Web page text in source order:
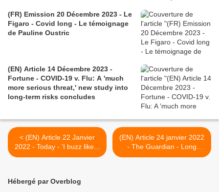
(FR) Emission 20 Décembre 2023 - Le
Figaro - Covid long - Le témoignage
de Pauline Oustric
(EN) Article 14 Décembre 2023 -
Fortune - COVID-19 v. Flu: A 'much
more serious threat,' new study into
long-term risks concludes
< (EN) Article 22 Janvier
2022 - Today - 'I buzz like a
battery': COVID-19
(EN) Article 24 janvier 2022
- The Guardian - Long
Covid: nearly 2m days lost
Hébergé par Overblog